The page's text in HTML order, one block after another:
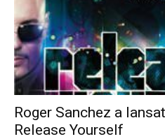
Roger Sanchez a
Release Yourself